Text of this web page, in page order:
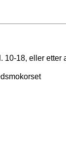
10-18, eller etter